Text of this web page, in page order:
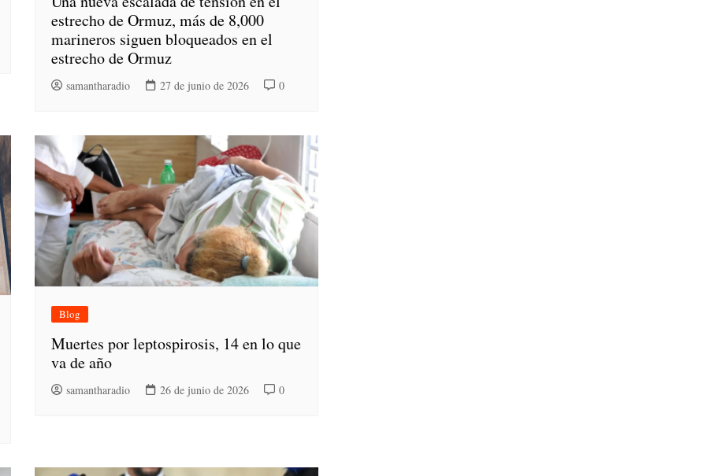
estrecho de Ormuz, más de 8,000
marineros siguen bloqueados en el
estrecho de Ormuz
samantharadio 27 de junio de 2026 0
Blog
Muertes por leptospirosis, 14 en lo que
va de año
samantharadio 26 de junio de 2026 0